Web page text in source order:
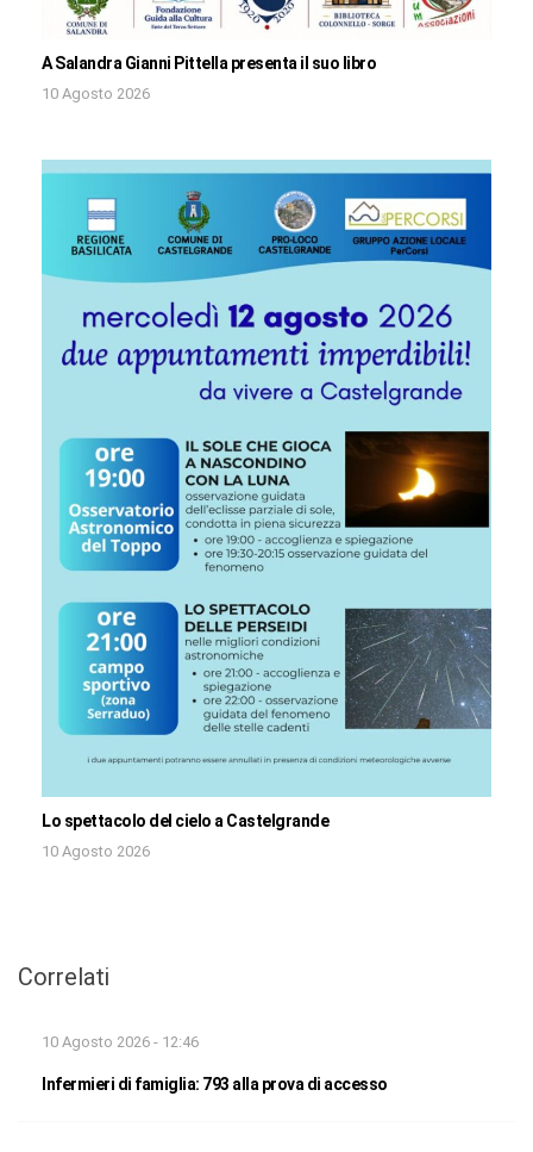
A Salandra Gianni Pittella presenta il suo libro
10 Agosto 2026
Lo spettacolo del cielo a Castelgrande
10 Agosto 2026
Correlati
10 Agosto 2026 - 12:46
Infermieri di famiglia: 793 alla prova di accesso